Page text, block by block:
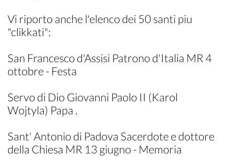
Vi riporto anche l'elenco dei 50 santi piu
"clikkati":
San Francesco d'Assisi Patrono d'Italia MR 4
ottobre - Festa
Servo di Dio Giovanni Paolo II (Karol
Wojtyla) Papa .
Sant' Antonio di Padova Sacerdote e dottore
della Chiesa MR 13 giugno - Memoria